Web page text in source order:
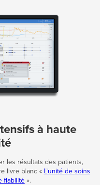
à haute
les résultats des patients,
livre blanc « L'unité de soins
fiabilité ».